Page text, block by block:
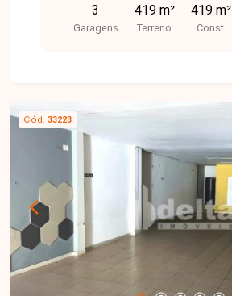
3
Garagens
419 m²
Terreno
419 m²
Const.
Cód. 33223